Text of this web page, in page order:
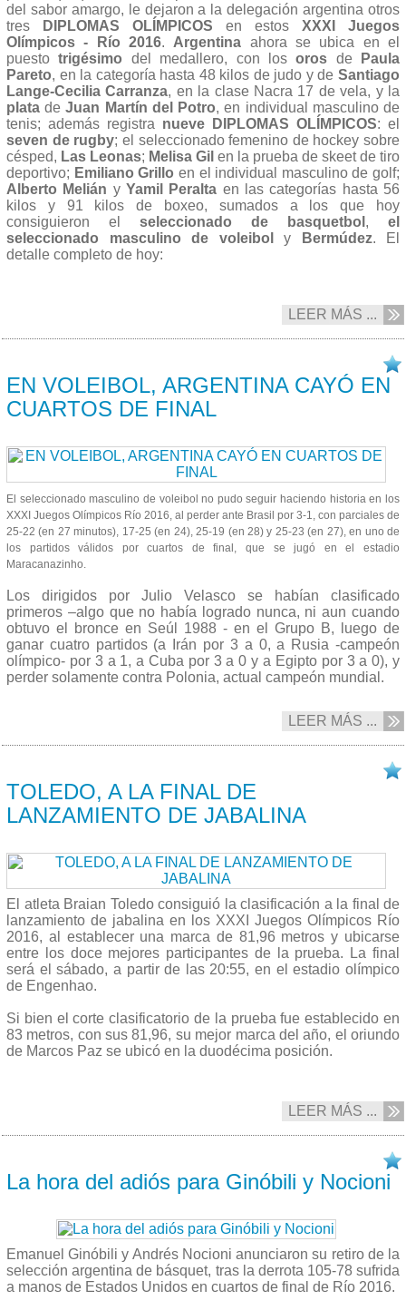
del sabor amargo, le dejaron a la delegación argentina otros
tres
DIPLOMAS OLÍMPICOS en estos XXXI Juegos
Olímpicos - Río 2016. Argentina ahora se ubica en el
puestotrigésimo del medallero, con losoros de
Paula
Pareto, en la categoría hasta 48 kilos de judo y de Santiago
Lange-Cecilia Carranza, en la clase Nacra 17 de vela, y la
plata deJuan Martín del Potro, en individual masculino de
tenis; además registra nueve DIPLOMAS OLÍMPICOS: el
seven de rugby; el seleccionado femenino de hockey sobre
césped, Las Leonas; Melisa Gil en la prueba de skeet de tiro
deportivo; Emiliano Grillo en el individual masculino de golf;
Alberto Melián yYamil Peralta en las categorías hasta 56
kilos y 91 kilos de boxeo, sumados a los que hoy
consiguieron el seleccionado de basquetbol , el
seleccionado masculino de voleibol y Bermúdez. El
detalle completo de hoy:
LEER MÁS ...
EN VOLEIBOL, ARGENTINA CAYÓ EN
CUARTOS DE FINAL
El seleccionado masculino de voleibol no pudo seguir haciendo historia en los
XXXI Juegos Olímpicos Río 2016, al perder ante Brasil por 3-1, con parciales de
25-22 (en 27 minutos), 17-25 (en 24), 25-19 (en 28) y 25-23 (en 27), en uno de
los partidos válidos por cuartos de final, que se jugó en el estadio
Maracanazinho.
Los dirigidos por Julio Velasco se habían clasificado
primeros –algo que no había logrado nunca, ni aun cuando
obtuvo el bronce en Seúl 1988 - en el Grupo B, luego de
ganar cuatro partidos (a Irán por 3 a 0, a Rusia -campeón
olímpico- por 3 a 1, a Cuba por 3 a 0 y a Egipto por 3 a 0), y
perder solamente contra Polonia, actual campeón mundial.
LEER MÁS ...
TOLEDO, A LA FINAL DE
LANZAMIENTO DE JABALINA
El atleta Braian Toledo consiguió la clasificación a la final de
lanzamiento de jabalina en los XXXI Juegos Olímpicos Río
2016, al establecer una marca de 81,96 metros y ubicarse
entre los doce mejores participantes de la prueba. La final
será el sábado, a partir de las 20:55, en el estadio olímpico
de Engenhao.
Si bien el corte clasificatorio de la prueba fue establecido en
83 metros, con sus 81,96, su mejor marca del año, el oriundo
de Marcos Paz se ubicó en la duodécima posición.
LEER MÁS ...
La hora del adiós para Ginóbili y Nocioni
Emanuel Ginóbili y Andrés Nocioni anunciaron su retiro de la
selección argentina de básquet, tras la derrota 105-78 sufrida
a manos de Estados Unidos en cuartos de final de Río 2016.